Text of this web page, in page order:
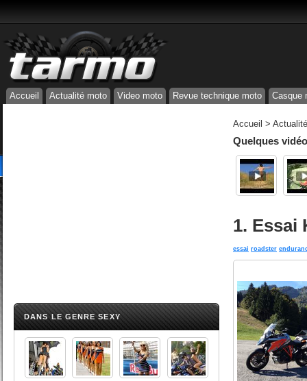
Accueil Actualité moto Video moto Revue technique moto Casque
DANS LE GENRE SEXY
Accueil >
Quelques
1. Essai
essai roadster